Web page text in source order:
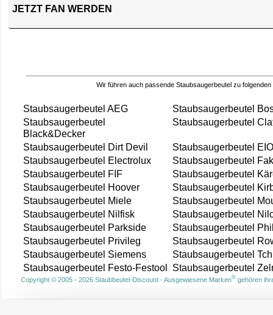
JETZT FAN WERDEN
Wir führen auch passende Staubsaugerbeutel zu folgenden
Staubsaugerbeutel AEG
Staubsaugerbeutel
Staubsaugerbeutel
Black&Decker
Staubsaugerbeutel
Staubsaugerbeutel Dirt Devil
Staubsaugerbeutel
Staubsaugerbeutel Electrolux
Staubsaugerbeutel
Staubsaugerbeutel FIF
Staubsaugerbeutel
Staubsaugerbeutel Hoover
Staubsaugerbeutel
Staubsaugerbeutel Miele
Staubsaugerbeutel
Staubsaugerbeutel Nilfisk
Staubsaugerbeutel
Staubsaugerbeutel Parkside
Staubsaugerbeutel
Staubsaugerbeutel Privileg
Staubsaugerbeutel
Staubsaugerbeutel Siemens
Staubsaugerbeutel
Staubsaugerbeutel Festo-Festool
Staubsaugerbeutel
Copyright © 2005 - 2026 Staubbeutel-Discount - Ausgewiesene Marken®gehören